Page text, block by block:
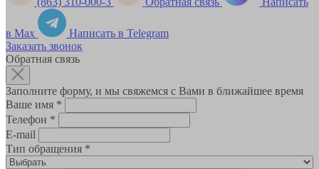
в Max
Написать в Telegram
Заказать звонок
Обратная связь
Заполните форму, и мы свяжемся с Вами в ближайшее время
Ваше имя *
Телефон *
E-mail
Тип обращения *